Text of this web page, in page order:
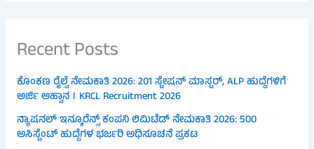
Recent Posts
ಕೊಂಕಣ ರೈಲ್ವೆ ನೇಮಕಾತಿ 2026: 201 ಸ್ಟೇಷನ್ ಮಾಸ್ಟರ್, ALP ಹುದ್ದೆಗಳಿಗೆ
ಅರ್ಜಿ ಅಹ್ವಾನ । KRCL Recruitment 2026
ನ್ಯಾಷನಲ್ ಇನ್ಶೂರೆನ್ಸ್ ಕಂಪನಿ ಲಿಮಿಟೆಡ್ ನೇಮಕಾತಿ 2026: 500
ಅಸಿಸ್ಟೆಂಟ್ ಹುದ್ದೆಗಳ ಭರ್ಜರಿ ಅಧಿಸೂಚನೆ ಪ್ರಕಟ